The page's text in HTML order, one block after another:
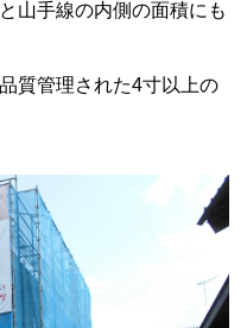
山手線の内側の面積にも
質管理された4寸以上の